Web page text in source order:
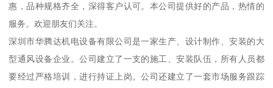
惠，品种规格齐全，深得客户认可。本公司提供好的产品，热情的
服务。欢迎朋友们关注。
深圳市华腾达机电设备有限公司是一家生产、设计制作、安装的大
型通风设备企业。公司建立了一支的施工、安装队伍，所有人员都
要经过严格培训，进行持证上岗。公司还建立了一套市场服务跟踪